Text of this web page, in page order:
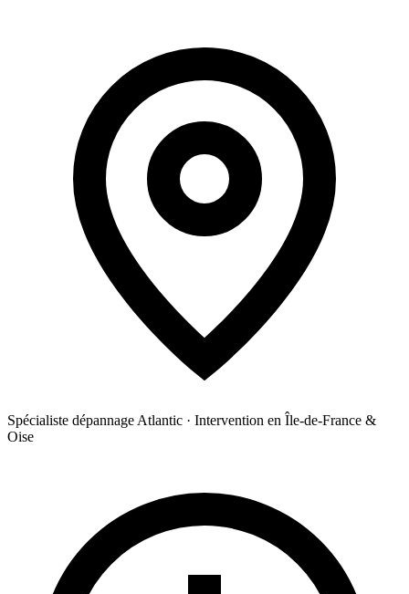
Spécialiste dépannage Atlantic · Intervention en Île-de-France &
Oise